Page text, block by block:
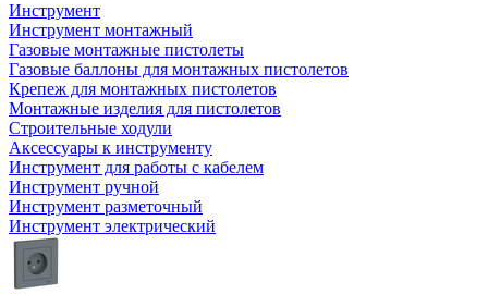
Инструмент
Инструмент монтажный
Газовые монтажные пистолеты
Газовые баллоны для монтажных пистолетов
Крепеж для монтажных пистолетов
Монтажные изделия для пистолетов
Строительные ходули
Аксессуары к инструменту
Инструмент для работы с кабелем
Инструмент ручной
Инструмент разметочный
Инструмент электрический